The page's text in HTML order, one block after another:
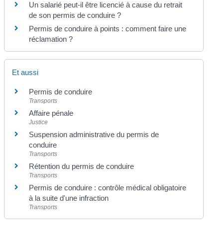
Un salarié peut-il être licencié à cause du retrait
de son permis de conduire ?
Permis de conduire à points : comment faire une
réclamation ?
Et aussi
Permis de conduire
Transports
Affaire pénale
Justice
Suspension administrative du permis de
conduire
Transports
Rétention du permis de conduire
Transports
Permis de conduire : contrôle médical obligatoire
à la suite d'une infraction
Transports